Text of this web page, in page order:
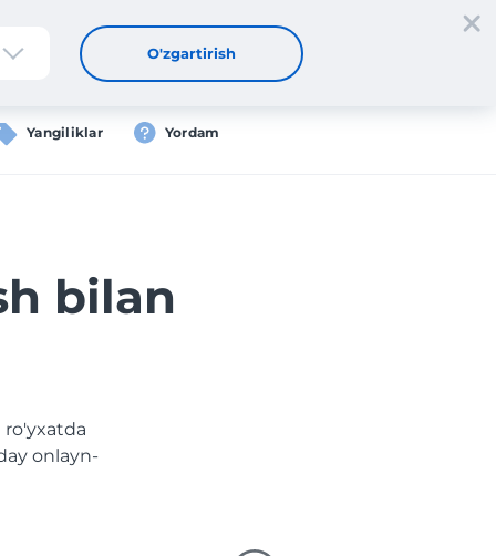
oʻtish Kirish UZ
Yangiliklar Yordam
O'zgartirish
bilan
onlayn-